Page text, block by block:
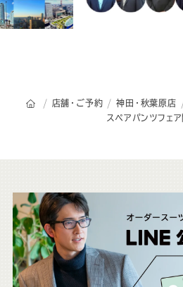
オーダースーツSADAのトップペー
店舗・ご予約 神田・秋葉原店
スペアパンツフェ
こ
ち
ら